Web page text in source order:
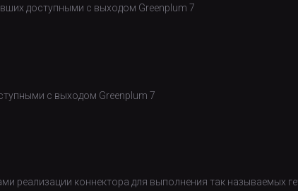
доступными с выходом Greenplum 7
с выходом Greenplum 7
реализации коннектора для выполнения так называемых